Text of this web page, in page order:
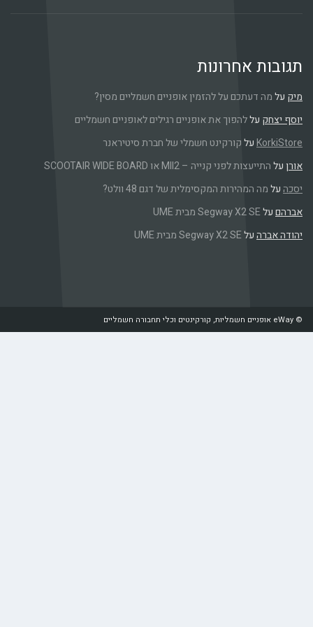
אחרונות
עלמה דעתכם על להזמין אופניים חשמליים מסין?
יצחקעללהפוך את אופניים רגילים לאופניים חשמליים
עלקורקינט חשמלי של חברת סיטיראנר
עלהתייעצות לפני קנייה – MII2 או SCOOTAIR WIDE BOARD
עלמה המהירות המקסימלית של דגם 48 וולט?
עלSegway X2 SE מבית UME
אברהעלSegway X2 SE מבית UME